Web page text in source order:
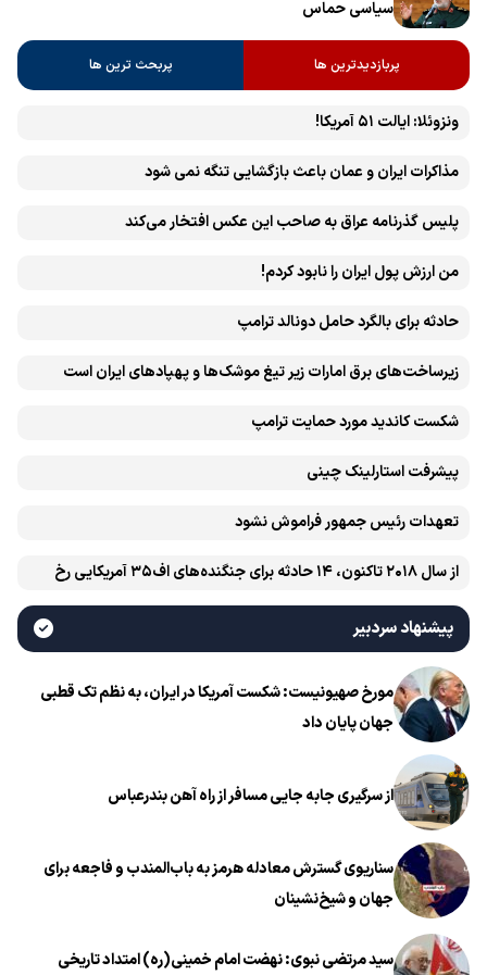
سیاسی حماس
پربازدیدترین ها پربحث ترین ها
ونزوئلا: ایالت ۵۱ آمریکا!
مذاکرات ایران و عمان باعث بازگشایی تنگه نمی شود
پلیس گذرنامه عراق به صاحب این عکس افتخار می‌کند
من ارزش پول ایران را نابود کردم!
حادثه برای بالگرد حامل دونالد ترامپ
زیرساخت‌های برق امارات زیر تیغ موشک‌ها و پهپادهای ایران است
شکست کاندید مورد حمایت ترامپ
پیشرفت ‏استارلینک چینی
تعهدات رئیس جمهور فراموش نشود
از سال ۲۰۱۸ تاکنون، ۱۴ حادثه برای جنگنده‌های اف۳۵ آمریکایی رخ
داده است
پیشنهاد سردبیر
مورخ صهیونیست: شکست آمریکا در ایران، به نظم تک قطبی
جهان پایان داد
از سرگیری جابه جایی مسافر از راه آهن بندرعباس
سناریوی گسترش معادله هرمز به باب‌المندب و فاجعه برای
جهان و شیخ‌نشینان
سید مرتضی نبوی: نهضت امام خمینی(ره) امتداد تاریخی